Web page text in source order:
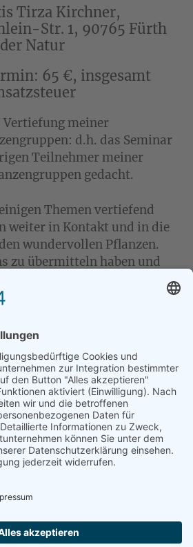
Tirza Kirchner,
Str. 1, 90765 Fürth
Natur
65 €, insgesamt
meiner
d.h. das Seminar
Teilnehmer meiner
gedacht.
Themen vertiefend
weiter in Kontakt und in die
wundervollen Pflanzen.
zu übermitteln haben und
lernen können. Auf
auch wieder um Heilwissen,
Planetenkräften und vieles
steigen wir
lernen